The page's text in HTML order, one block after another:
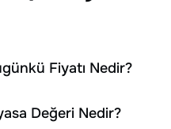
Fiyatı Nedir?
Değeri Nedir?